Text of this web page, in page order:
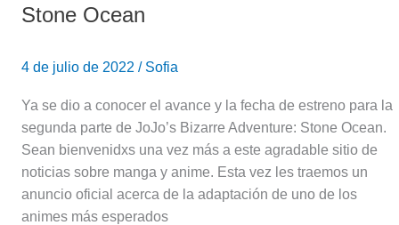
Stone Ocean
4 de julio de 2022 / Sofia
Ya se dio a conocer el avance y la fecha de estreno para la
segunda parte de JoJo’s Bizarre Adventure: Stone Ocean.
Sean bienvenidxs una vez más a este agradable sitio de
noticias sobre manga y anime. Esta vez les traemos un
anuncio oficial acerca de la adaptación de uno de los
animes más esperados